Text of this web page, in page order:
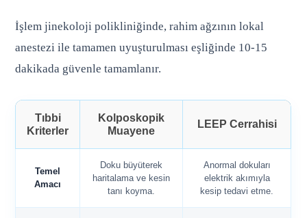
İşlem jinekoloji polikliniğinde, rahim ağzının lokal
anestezi ile tamamen uyuşturulması eşliğinde 10-15
dakikada güvenle tamamlanır.
Tıbbi
Kriterler
Kolposkopik
Muayene
LEEP Cerrahisi
Temel
Amacı
Doku büyüterek
haritalama ve kesin
tanı koyma.
Anormal dokuları
elektrik akımıyla
kesip tedavi etme.